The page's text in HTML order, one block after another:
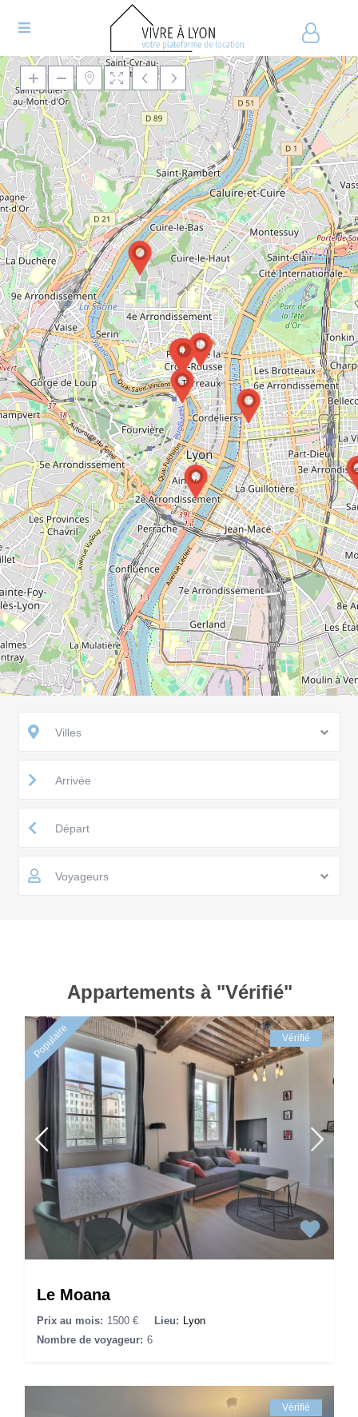
Chargement de la carte
Villes
Voyageurs
Appartements à "Vérifié"
Populaire Vérifié
Le Moana
Prix au mois: 1500 € Lieu:
Lyon
Nombre de voyageur: 6
Vérifié